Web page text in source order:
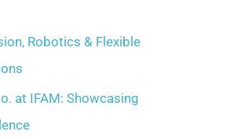
Robotics & Flexible
at IFAM: Showcasing